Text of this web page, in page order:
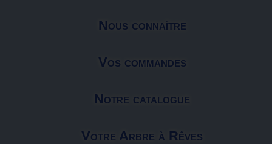
Nous connaître
Vos commandes
Notre catalogue
Votre Arbre à Rêves